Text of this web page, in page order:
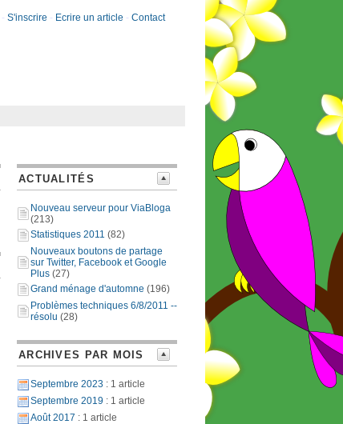
- S'inscrire - Ecrire un article - Contact
ACTUALITÉS
Nouveau serveur pour ViaBloga
(213)
Statistiques 2011 (82)
Nouveaux boutons de partage
sur Twitter, Facebook et Google
Plus (27)
Grand ménage d'automne (196)
Problèmes techniques 6/8/2011 --
résolu (28)
ARCHIVES PAR MOIS
Septembre 2023 : 1 article
Septembre 2019 : 1 article
Août 2017 : 1 article